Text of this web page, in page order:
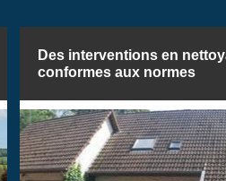
Des interventions en
conformes aux normes